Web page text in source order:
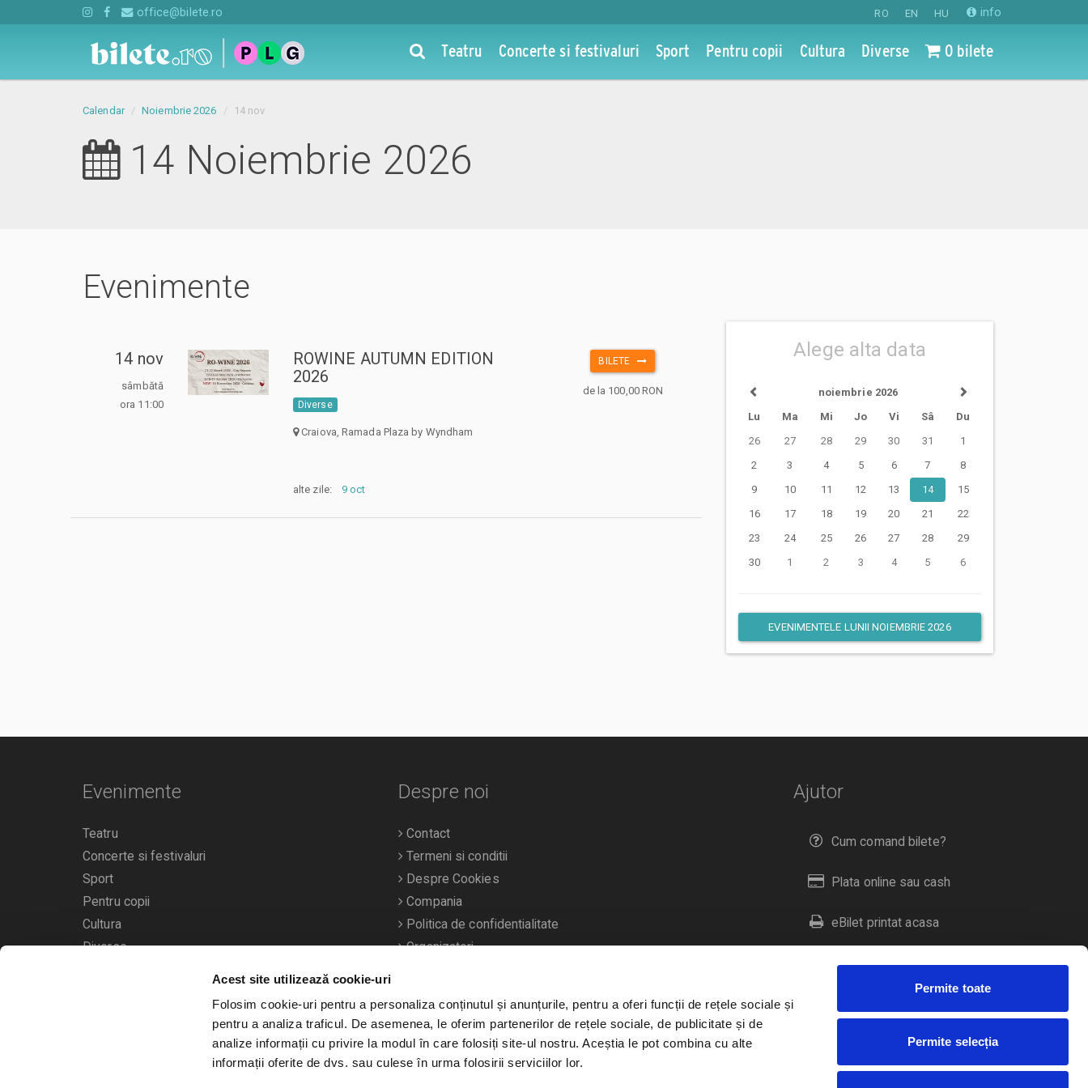
Acest site utilizează cookie-uri
Folosim cookie-uri pentru a personaliza conținutul și anunțurile, pentru a oferi funcții de rețele sociale și
pentru a analiza traficul. De asemenea, le oferim partenerilor de rețele sociale, de publicitate și de
analize informații cu privire la modul în care folosiți site-ul nostru. Aceștia le pot combina cu alte
informații oferite de dvs. sau culese în urma folosirii serviciilor lor.
Permite toate
Permite selecția
RO EN HU info
office@bilete.ro
Teatru Concerte si festivaluri Sport Pentru copii Cultura Diverse 0 bilete
Calendar Noiembrie 2026 14 nov
14 Noiembrie 2026
Evenimente
14 nov
sâmbătă
ora 11:00
ROWINE AUTUMN EDITION
2026
Diverse
Craiova, Ramada Plaza by Wyndham
BILETE
de la 100,00 RON
alte zile: 9 oct
Alege alta data
noiembrie 2026
Lu
Ma Mi Jo Vi Sâ
Du
26
27 28 29 30 31
1
2
3 4 5 6 7
8
9
10 11 12 13 14
15
16
17 18 19 20 21
22
23
24 25 26 27 28
29
30
1 2 3 4 5 6
EVENIMENTELE LUNII NOIEMBRIE 2026
Ajutor
Cum comand bilete?
Plata online sau cash
eBilet printat acasa
Livrare prin curier
Duplicare bilete
Evenimente
Teatru
Concerte si festivaluri
Sport
Pentru copii
Cultura
Diverse
Calendarul evenimentelor
Despre noi
Contact
Termeni si conditii
Despre Cookies
Compania
Politica de confidentialitate
Organizatori